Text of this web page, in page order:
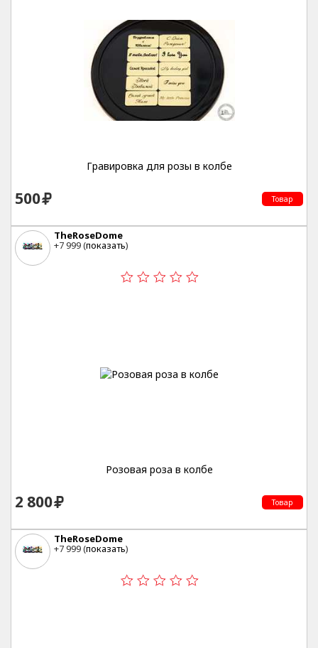
Гравировка для розы в колбе
500 Товар
TheRoseDome
+7 999 (показать)
Розовая роза в колбе
2 800 Товар
TheRoseDome
+7 999 (показать)